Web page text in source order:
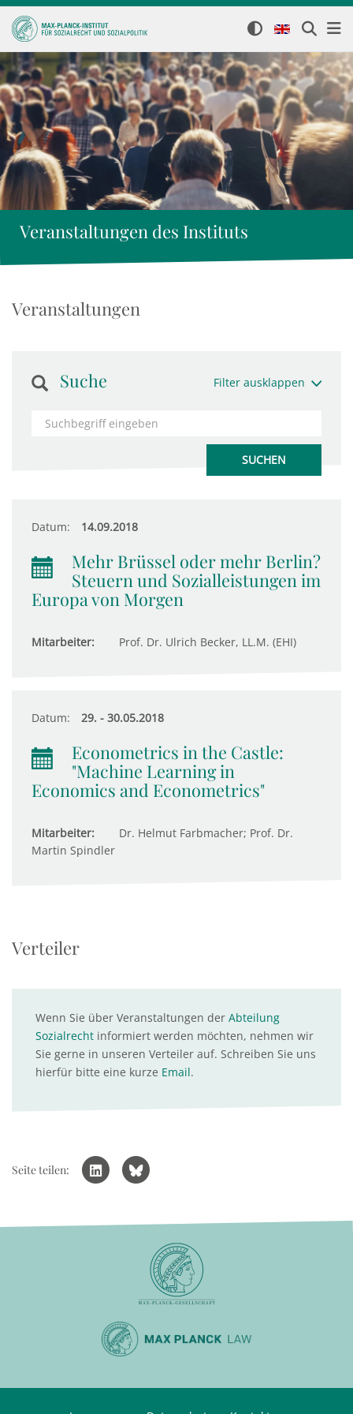
Veranstaltungen des Instituts
Veranstaltungen
Suche Filter ausklappen
Datum: 14.09.2018
Mehr Brüssel oder mehr Berlin?
Steuern und Sozialleistungen im
Europa von Morgen
Mitarbeiter: Prof. Dr. Ulrich Becker, LL.M. (EHI)
Datum: 29. - 30.05.2018
Econometrics in the Castle:
"Machine Learning in
Economics and Econometrics"
Mitarbeiter:
Dr. Helmut Farbmacher; Prof. Dr.
Martin Spindler
Verteiler
Wenn Sie über Veranstaltungen der Abteilung
Sozialrecht informiert werden möchten, nehmen wir
Sie gerne in unseren Verteiler auf. Schreiben Sie uns
hierfür bitte eine kurze Email.
Seite teilen: